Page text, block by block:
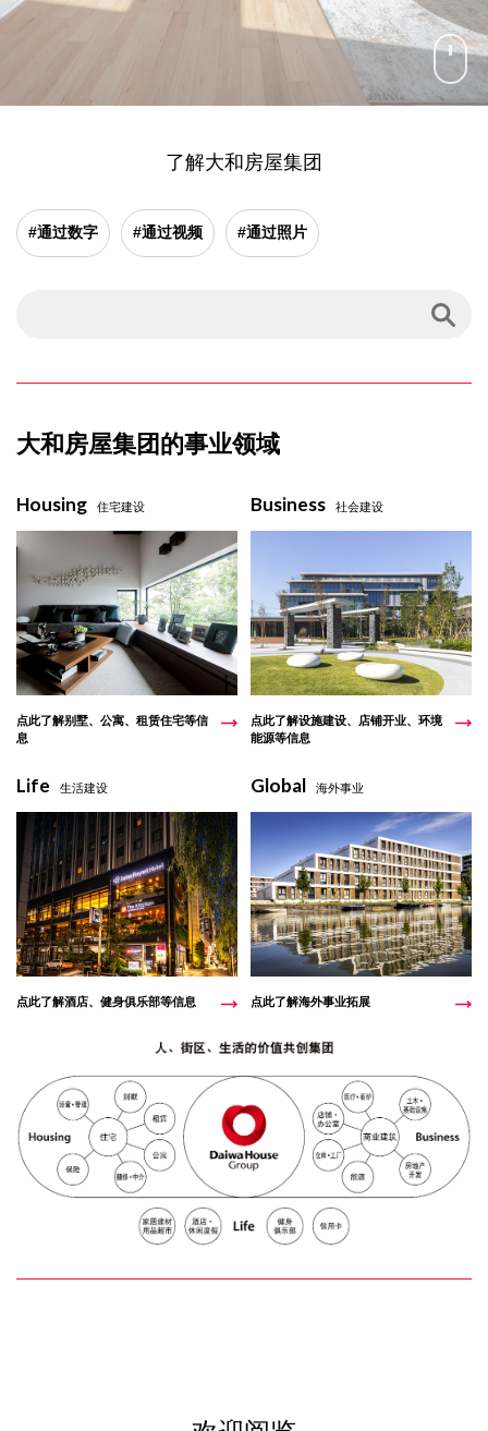
了解大和房屋集团
#通过数字 #通过视频 #通过照片
大和房屋集团的事业领域
Housing 住宅建设
点此了解别墅、公寓、租赁住宅等信
息
Business 社会建设
点此了解设施建设、店铺开业、环境
能源等信息
Life 生活建设
点此了解酒店、健身俱乐部等信息
Global 海外事业
点此了解海外事业拓展